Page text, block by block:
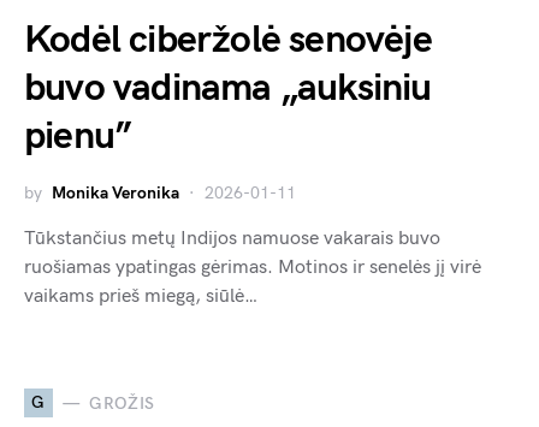
Kodėl ciberžolė senovėje
buvo vadinama „auksiniu
pienu”
by Monika Veronika 2026-01-11
Tūkstančius metų Indijos namuose vakarais buvo
ruošiamas ypatingas gėrimas. Motinos ir senelės jį virė
vaikams prieš miegą, siūlė…
G GROŽIS